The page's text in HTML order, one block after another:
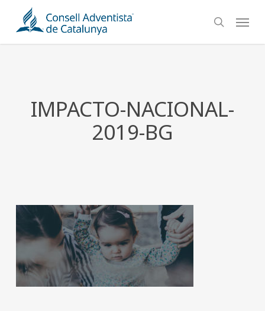
main
search
Menu
IMPACTO-NACIONAL-
2019-BG